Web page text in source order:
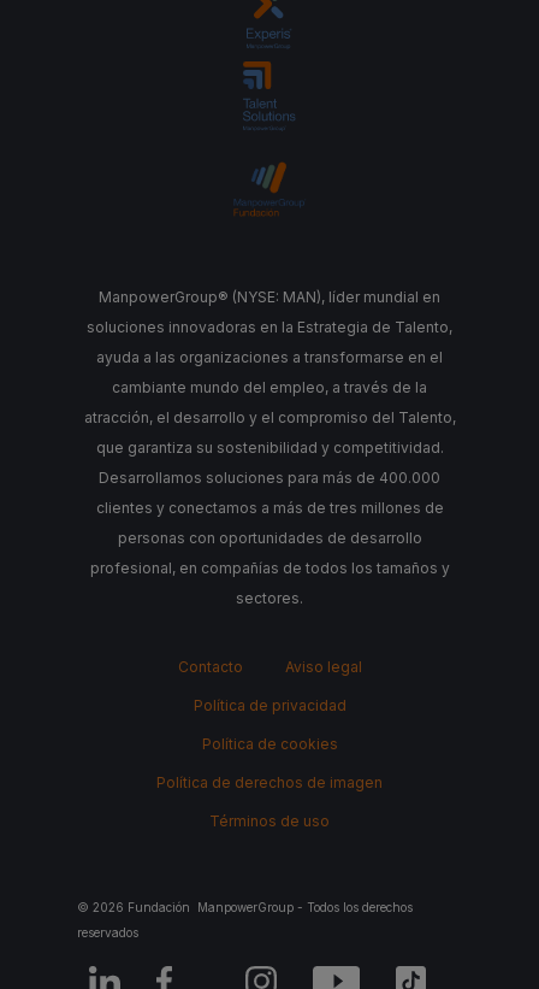
ManpowerGroup® (NYSE: MAN), líder mundial en
soluciones innovadoras en la Estrategia de Talento,
ayuda a las organizaciones a transformarse en el
cambiante mundo del empleo, a través de la
atracción, el desarrollo y el compromiso del Talento,
que garantiza su sostenibilidad y competitividad.
Desarrollamos soluciones para más de 400.000
clientes y conectamos a más de tres millones de
personas con oportunidades de desarrollo
profesional, en compañías de todos los tamaños y
sectores.
Contacto Aviso legal
Política de privacidad
Política de cookies
Política de derechos de imagen
Términos de uso
© 2026 Fundación ManpowerGroup - Todos los derechos
reservados